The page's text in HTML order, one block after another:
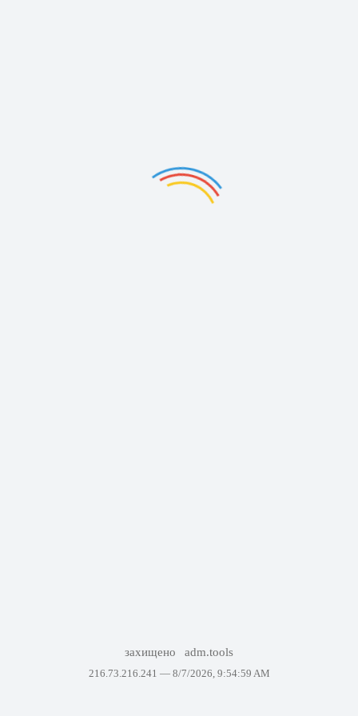
захищено adm.tools
216.73.216.241 — 8/7/2026, 9:54:59 AM